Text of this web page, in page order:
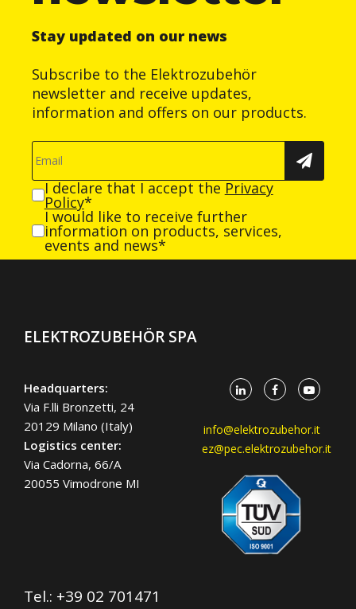
Stay updated on our news
Subscribe to the Elektrozubehör
newsletter and receive updates,
information and offers on our products.
I declare that I accept the Privacy
Policy*
I would like to receive further
information on products, services,
events and news*
ELEKTROZUBEHÖR SPA
Headquarters:
Via F.lli Bronzetti, 24
20129 Milano (Italy)
Logistics center:
Via Cadorna, 66/A
20055 Vimodrone MI
info@elektrozubehor.it
ez@pec.elektrozubehor.it
Tel.: +39 02 701471